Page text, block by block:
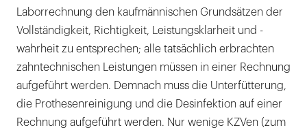
Laborrechnung den kaufmännischen Grundsätzen der
Vollständigkeit, Richtigkeit, Leistungsklarheit und -
wahrheit zu entsprechen; alle tatsächlich erbrachten
zahntechnischen Leistungen müssen in einer Rechnung
aufgeführt werden. Demnach muss die Unterfütterung,
die Prothesenreinigung und die Desinfektion auf einer
Rechnung aufgeführt werden. Nur wenige KZVen (zum